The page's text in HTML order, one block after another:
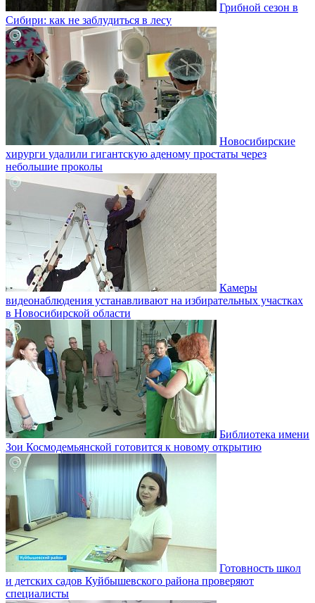
Грибной сезон в
Сибири: как не заблудиться в лесу
Новосибирские
хирурги удалили гигантскую аденому простаты через
небольшие проколы
Камеры
видеонаблюдения устанавливают на избирательных участках
в Новосибирской области
Библиотека имени
Зои Космодемьянской готовится к новому открытию
Готовность школ
и детских садов Куйбышевского района проверяют
специалисты